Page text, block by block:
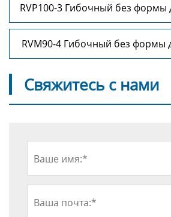
RVP100-3 Гибочный без формы
RVM90-4 Гибочный без формы
Свяжитесь с нами